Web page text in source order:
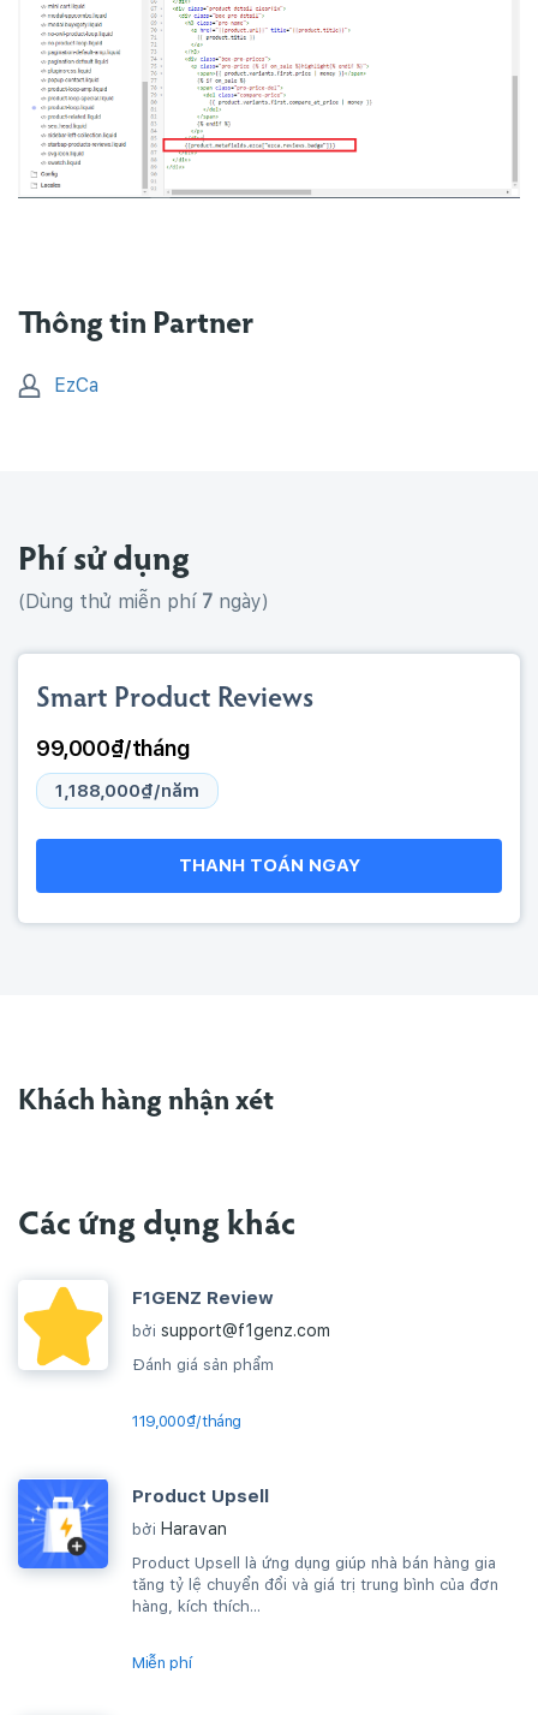
Thông tin Partner
EzCa
Phí sử dụng
(Dùng thử miễn phí 7 ngày)
Smart Product Reviews
99,000₫/tháng
1,188,000₫/năm
THANH TOÁN NGAY
Khách hàng nhận xét
Các ứng dụng khác
F1GENZ Review
bởi support@f1genz.com
Đánh giá sản phẩm
119,000₫/tháng
Product Upsell
bởi Haravan
Product Upsell là ứng dụng giúp nhà bán hàng gia
tăng tỷ lệ chuyển đổi và giá trị trung bình của đơn
hàng, kích thích...
Miễn phí